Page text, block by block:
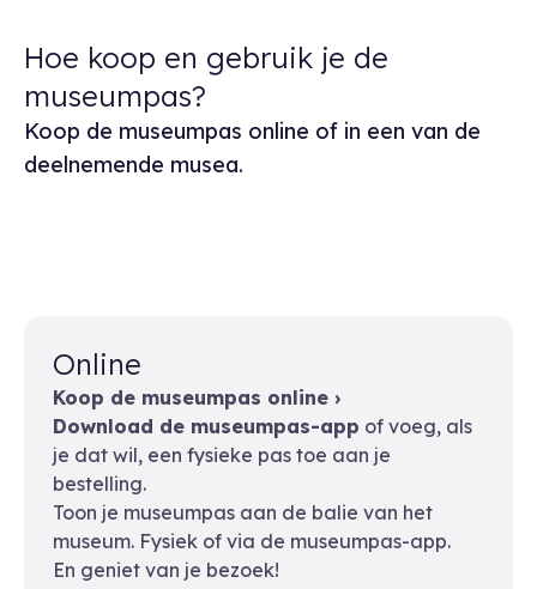
Hoe koop en gebruik je de
museumpas?
Koop de museumpas online of in een van de
deelnemende musea.
Online
Koop de museumpas online ›
Download de museumpas-app of voeg, als
je dat wil, een fysieke pas toe aan je
bestelling.
Toon je museumpas aan de balie van het
museum. Fysiek of via de museumpas-app.
En geniet van je bezoek!